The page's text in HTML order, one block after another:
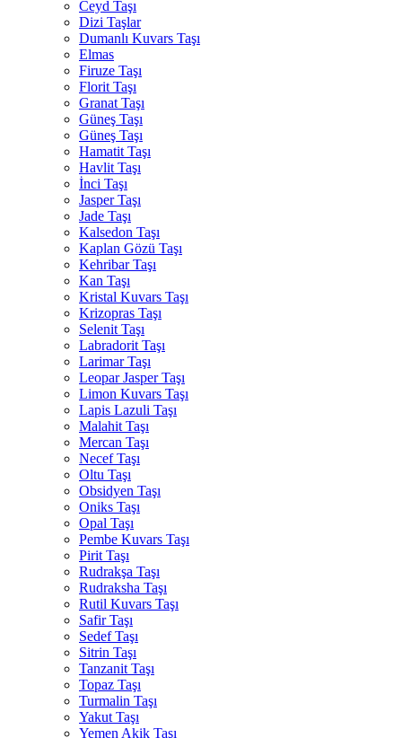
Ceyd Taşı
Dizi Taşlar
Dumanlı Kuvars Taşı
Elmas
Firuze Taşı
Florit Taşı
Granat Taşı
Güneş Taşı
Güneş Taşı
Hamatit Taşı
Havlit Taşı
İnci Taşı
Jasper Taşı
Jade Taşı
Kalsedon Taşı
Kaplan Gözü Taşı
Kehribar Taşı
Kan Taşı
Kristal Kuvars Taşı
Krizopras Taşı
Selenit Taşı
Labradorit Taşı
Larimar Taşı
Leopar Jasper Taşı
Limon Kuvars Taşı
Lapis Lazuli Taşı
Malahit Taşı
Mercan Taşı
Necef Taşı
Oltu Taşı
Obsidyen Taşı
Oniks Taşı
Opal Taşı
Pembe Kuvars Taşı
Pirit Taşı
Rudrakşa Taşı
Rudraksha Taşı
Rutil Kuvars Taşı
Safir Taşı
Sedef Taşı
Sitrin Taşı
Tanzanit Taşı
Topaz Taşı
Turmalin Taşı
Yakut Taşı
Yemen Akik Taşı